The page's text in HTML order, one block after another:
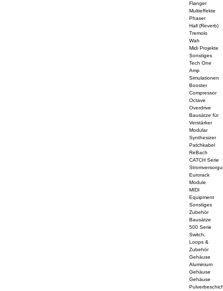
Flanger
Multieffekte
Phaser
Hall (Reverb)
Tremolo
Wah
Midi Projekte
Sonstiges
Tech One
Amp
Simulationen
Booster
Compressor
Octave
Overdrive
Bausätze für
Verstärker
Modular
Synthesizer
Patchkabel
ReBach
CATCH Serie
Eurorack
Module
MIDI
Equipment
Sonstiges
Zubehör
Bausätze
500 Serie
Switch,
Loops &
Zubehör
Gehäuse
Aluminium
Gehäuse
Gehäuse